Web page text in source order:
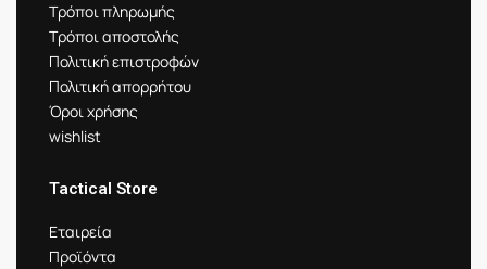
Τρόποι πληρωμής
Τρόποι αποστολής
Πολιτική επιστροφών
Πολιτική απορρήτου
Όροι χρήσης
wishlist
Tactical Store
Εταιρεία
Προϊόντα